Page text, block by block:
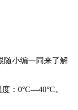
随小编一同来了解
：0°C—40°C。